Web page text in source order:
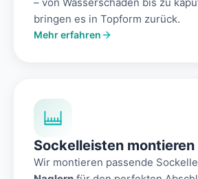
bringen es in Topform zurück.
Mehr erfahren
Sockelleisten montieren
Wir montieren passende